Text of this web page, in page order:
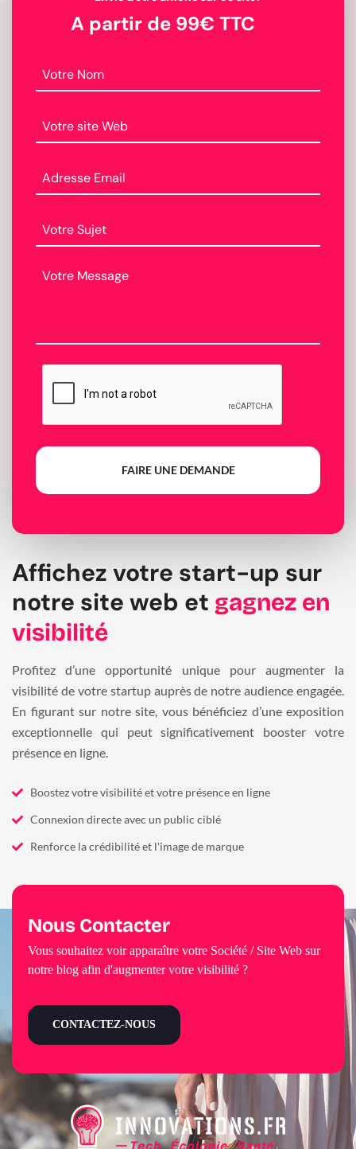
A partir de 99€ TTC
FAIRE UNE DEMANDE
Affichez votre start-up sur
notre site web et gagnez en
visibilité
Profitez d’une opportunité unique pour augmenter la
visibilité de votre startup auprès de notre audience engagée.
En figurant sur notre site, vous bénéficiez d’une exposition
exceptionnelle qui peut significativement booster votre
présence en ligne.
Boostez votre visibilité et votre présence en ligne
Connexion directe avec un public ciblé
Renforce la crédibilité et l'image de marque
Nous Contacter
Vous souhaitez voir apparaître votre Société / Site Web sur
notre blog afin d'augmenter votre visibilité ?
CONTACTEZ-NOUS